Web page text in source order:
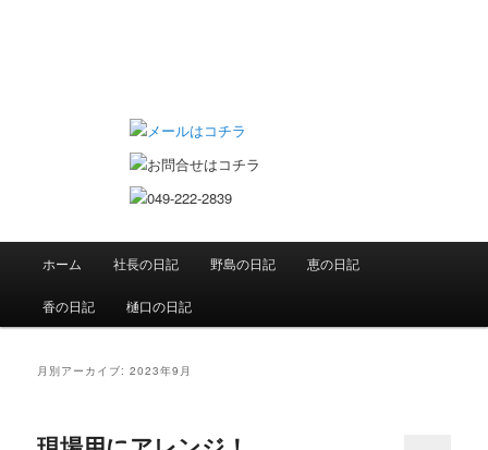
ていちゃん大工日記
メインコンテンツへ移動
サブコンテンツへ移動
ホーム 社長の日記 野島の日記 恵の日記
香の日記 樋口の日記
月別アーカイブ:2023年9月